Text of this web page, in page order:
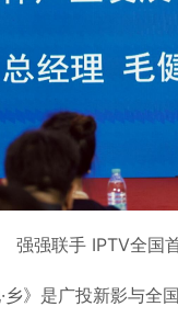
强强联手 IPTV全国
乡》是广投新影与全